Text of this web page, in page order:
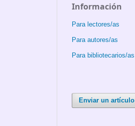
Información
Para lectores/as
Para autores/as
Para bibliotecarios/as
Enviar un artículo